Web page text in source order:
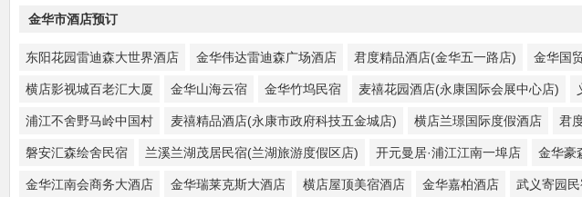
金华市酒店预订
东阳花园雷迪森大世界酒店 金华伟达雷迪森广场酒店 君度精品酒店(金华五一路店) 金华国
横店影视城百老汇大厦 金华山海云宿 金华竹坞民宿 麦禧花园酒店(永康国际会展中心店)
浦江不舍野马岭中国村 麦禧精品酒店(永康市政府科技五金城店) 横店兰璟国际度假酒店 君
磐安汇森绘舍民宿 兰溪兰湖茂居民宿(兰湖旅游度假区店) 开元曼居·浦江江南一埠店 金华豪
金华江南会商务大酒店 金华瑞莱克斯大酒店 横店屋顶美宿酒店 金华嘉柏酒店 武义寄园